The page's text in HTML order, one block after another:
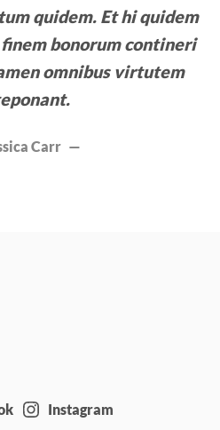
quidem. Et hi quidem
bonorum contineri
omnibus virtutem
Carr
Instagram